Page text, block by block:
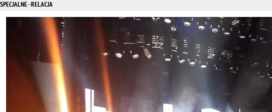
SPECJALNE - RELACJA